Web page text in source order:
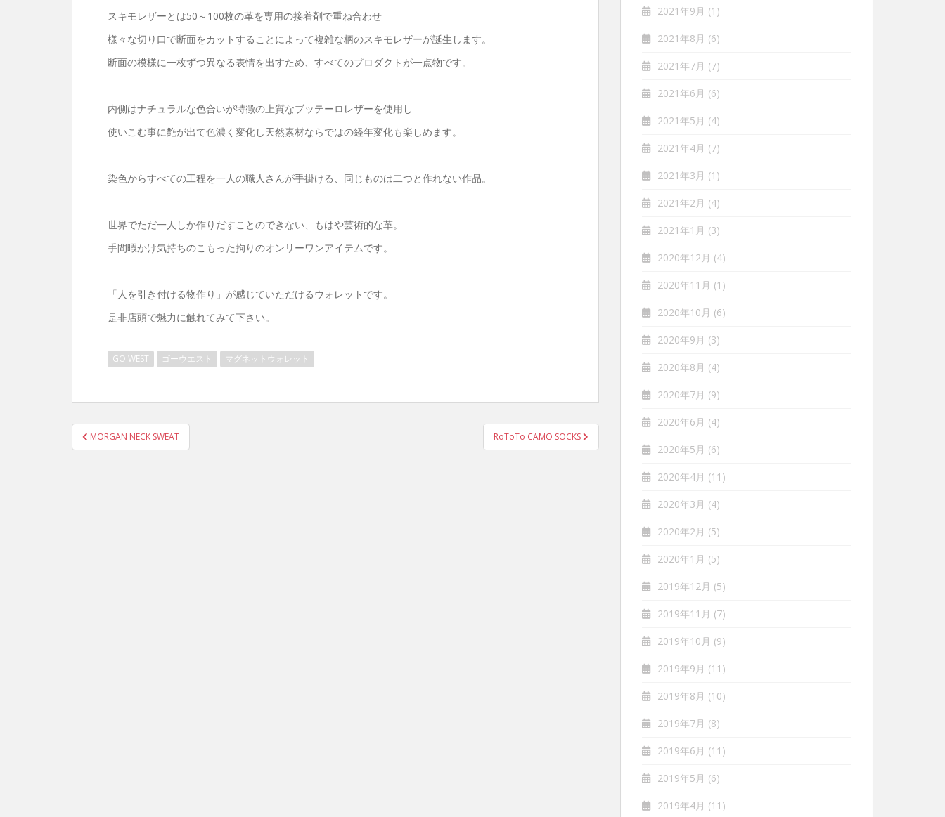
スキモレザーとは50～100枚の革を専用の接着剤で重ね合わせ
様々な切り口で断面をカットすることによって複雑な柄のスキモレザーが誕生します。
断面の模様に一枚ずつ異なる表情を出すため、すべてのプロダクトが一点物です。
内側はナチュラルな色合いが特徴の上質なブッテーロレザーを使用し
使いこむ事に艶が出て色濃く変化し天然素材ならではの経年変化も楽しめます。
染色からすべての工程を一人の職人さんが手掛ける、同じものは二つと作れない作品。
世界でただ一人しか作りだすことのできない、もはや芸術的な革。
手間暇かけ気持ちのこもった拘りのオンリーワンアイテムです。
「人を引き付ける物作り」が感じていただけるウォレットです。
是非店頭で魅力に触れてみて下さい。
GO WEST ゴーウエスト マグネットウォレット
投
稿
MORGAN NECK SWEAT RoToTo CAMO SOCKS
2021年9月 (1)
2021年8月 (6)
2021年7月 (7)
2021年6月 (6)
2021年5月 (4)
2021年4月 (7)
2021年3月 (1)
2021年2月 (4)
2021年1月 (3)
2020年12月 (4)
2020年11月 (1)
2020年10月 (6)
2020年9月 (3)
2020年8月 (4)
2020年7月 (9)
2020年6月 (4)
2020年5月 (6)
2020年4月 (11)
2020年3月 (4)
2020年2月 (5)
2020年1月 (5)
2019年12月 (5)
2019年11月 (7)
2019年10月 (9)
2019年9月 (11)
2019年8月 (10)
2019年7月 (8)
2019年6月 (11)
2019年5月 (6)
2019年4月 (11)